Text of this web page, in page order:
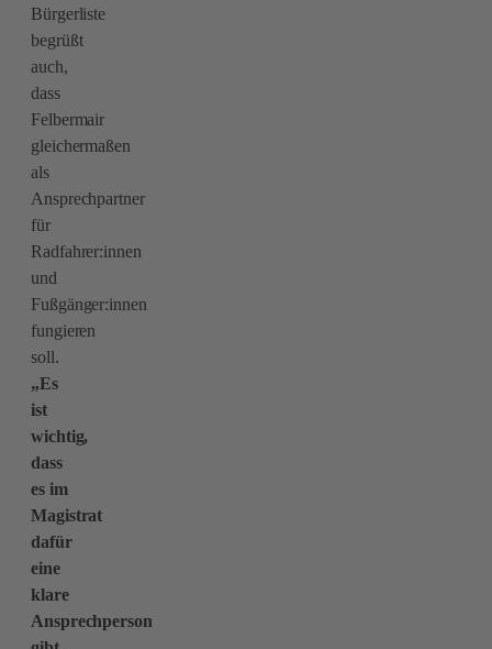
Bürgerliste
begrüßt
auch,
dass
Felbermair
gleichermaßen
als
Ansprechpartner
für
Radfahrer:innen
und
Fußgänger:innen
fungieren
soll.
„Es
ist
wichtig,
dass
es im
Magistrat
dafür
eine
klare
Ansprechperson